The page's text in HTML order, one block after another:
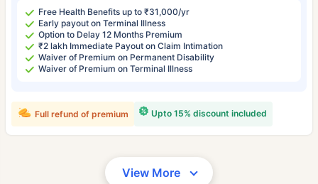
Free Health Benefits up to ₹31,000/yr
Early payout on Terminal Illness
Option to Delay 12 Months Premium
₹2 lakh Immediate Payout on Claim Intimation
Waiver of Premium on Permanent Disability
Waiver of Premium on Terminal Illness
Upto 15% discount included
Full refund of premium
View More